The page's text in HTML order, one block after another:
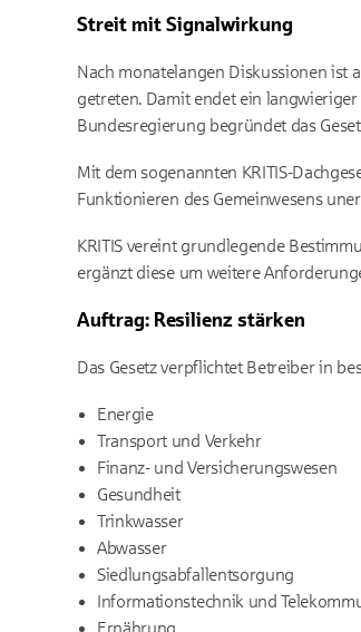
Streit mit Signalwirkung
Nach monatelangen Diskussionen ist
getreten. Damit endet ein
Bundesregierung begründet das
Mit dem sogenannten KRITIS-
Funktionieren des Gemeinwesens
KRITIS vereint grundlegende
ergänzt diese um weitere
Auftrag: Resilienz stärken
Das Gesetz verpflichtet Betreiber in
Energie
Transport und Verkehr
Finanz- und Versicherungswesen
Gesundheit
Trinkwasser
Abwasser
Siedlungsabfallentsorgung
Informationstechnik und
Ernährung